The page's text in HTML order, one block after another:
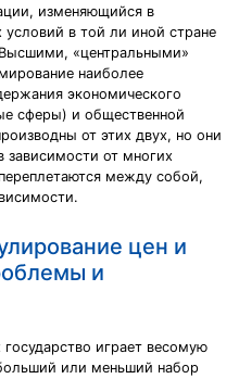
изменяющийся в
условий в той ли иной стране
«центральными»
наиболее
экономического
сферы) и общественной
от этих двух, но они
зависимости от многих
между собой,
цен и
и
играет весомую
или меньший набор